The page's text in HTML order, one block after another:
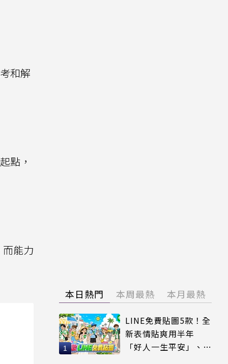
和解
點，
能力
本日熱門 本周最熱 本月最熱
LINE免費貼圖5款！全
新表情貼爽用半年
「好人一生平安」、